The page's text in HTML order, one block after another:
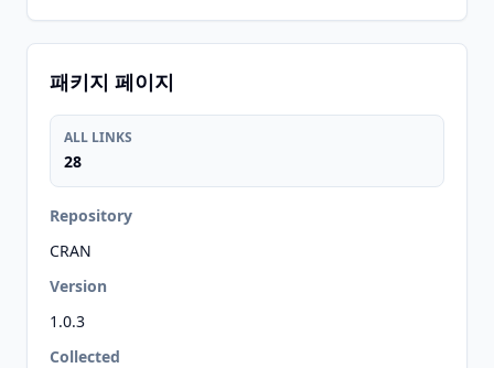
패키지 페이지
ALL LINKS
28
Repository
CRAN
Version
1.0.3
Collected